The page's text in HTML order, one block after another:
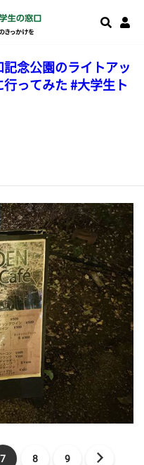
記念公園のライトアッ
ってみた #大学生ト
7 8 9